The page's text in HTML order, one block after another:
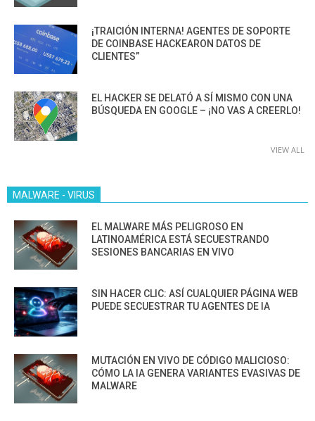
¡TRAICIÓN INTERNA! AGENTES DE SOPORTE
DE COINBASE HACKEARON DATOS DE
CLIENTES”
EL HACKER SE DELATÓ A SÍ MISMO CON UNA
BÚSQUEDA EN GOOGLE – ¡NO VAS A CREERLO!
VIEW ALL
MALWARE - VIRUS
EL MALWARE MÁS PELIGROSO EN
LATINOAMÉRICA ESTÁ SECUESTRANDO
SESIONES BANCARIAS EN VIVO
SIN HACER CLIC: ASÍ CUALQUIER PÁGINA WEB
PUEDE SECUESTRAR TU AGENTES DE IA
MUTACIÓN EN VIVO DE CÓDIGO MALICIOSO:
CÓMO LA IA GENERA VARIANTES EVASIVAS DE
MALWARE